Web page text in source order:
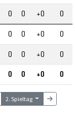
0 0 +0
0
0 0 +0
0
0 0 +0
0
0 0 +0 0
2. Spieltag